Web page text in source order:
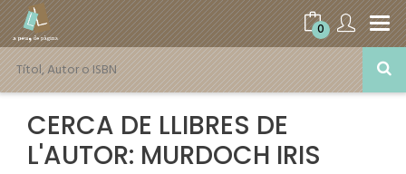
0
CERCA DE LLIBRES DE
L'AUTOR: MURDOCH IRIS